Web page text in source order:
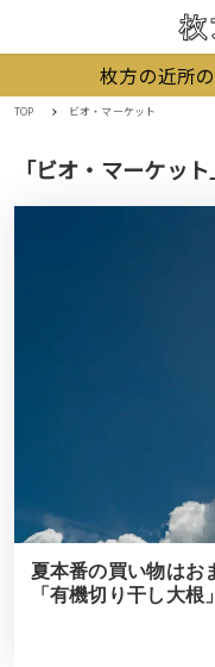
枚方の近所
TOP ビオ・マーケット
「ビオ・マーケッ
夏本番の買い物はお
「有機切り干し大根